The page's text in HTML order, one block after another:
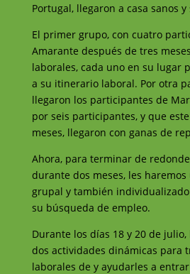
Portugal, llegaron a casa sanos y
El primer grupo, con cuatro
Amarante después de tres
laborales, cada uno en su lugar
a su itinerario laboral. Por otra
llegaron los participantes de
por seis participantes, y que
meses, llegaron con ganas de
Ahora, para terminar de
durante dos meses, les
grupal y también
su búsqueda de empleo.
Durante los días 18 y 20 de
dos actividades dinámicas para
laborales de y ayudarles a